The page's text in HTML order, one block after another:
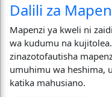
Dalili za
Mapenzi ya kweli ni
wa kudumu na
zinazotofautisha
umuhimu wa heshima,
katika mahusiano.